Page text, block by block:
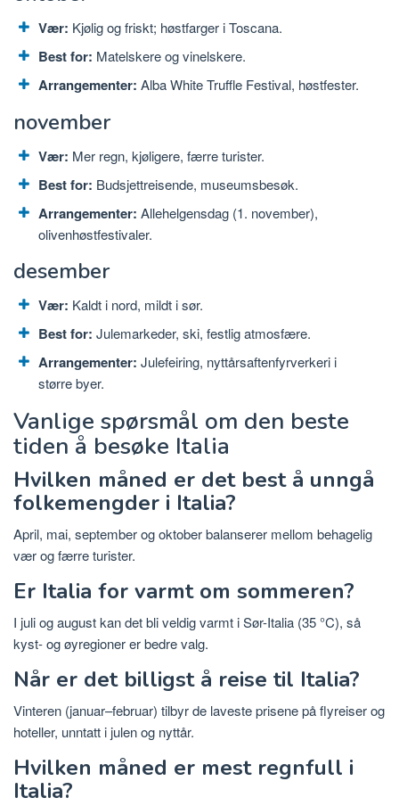
Vær: Kjølig og friskt; høstfarger i Toscana.
Best for: Matelskere og vinelskere.
Arrangementer: Alba White Truffle Festival, høstfester.
november
Vær: Mer regn, kjøligere, færre turister.
Best for: Budsjettreisende, museumsbesøk.
Arrangementer: Allehelgensdag (1. november),
olivenhøstfestivaler.
desember
Vær: Kaldt i nord, mildt i sør.
Best for: Julemarkeder, ski, festlig atmosfære.
Arrangementer: Julefeiring, nyttårsaftenfyrverkeri i
større byer.
Vanlige spørsmål om den beste
tiden å besøke Italia
Hvilken måned er det best å unngå
folkemengder i Italia?
April, mai, september og oktober balanserer mellom behagelig
vær og færre turister.
Er Italia for varmt om sommeren?
I juli og august kan det bli veldig varmt i Sør-Italia (35 °C), så
kyst- og øyregioner er bedre valg.
Når er det billigst å reise til Italia?
Vinteren (januar–februar) tilbyr de laveste prisene på flyreiser og
hoteller, unntatt i julen og nyttår.
Hvilken måned er mest regnfull i
Italia?